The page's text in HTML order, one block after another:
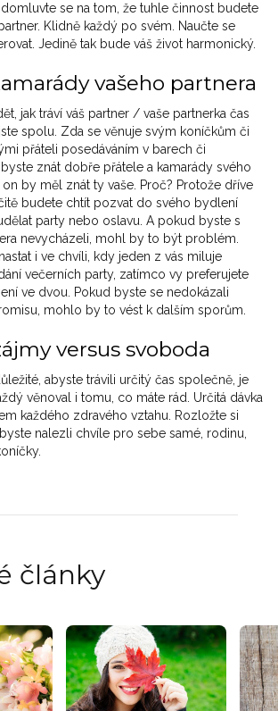
se na tom, že tuhle činnost budete
Klidně každý po svém. Naučte se
Jedině tak bude váš život harmonický.
vašeho partnera
jak tráví váš partner / vaše partnerka čas
spolu. Zda se věnuje svým koníčkům či
přáteli posedáváním v barech či
znát dobře přátele a kamarády svého
on by měl znát ty vaše. Proč? Protože dříve
budete chtít pozvat do svého bydlení
party nebo oslavu. A pokud byste s
nevycházeli, mohl by to být problém.
i ve chvíli, kdy jeden z vás miluje
večerních party, zatímco vy preferujete
ve dvou. Pokud byste se nedokázali
mohlo by to vést k dalším sporům.
versus svoboda
abyste trávili určitý čas společně, je
věnoval i tomu, co máte rád. Určitá dávka
každého zdravého vztahu. Rozložte si
nalezli chvíle pro sebe samé, rodinu,
články